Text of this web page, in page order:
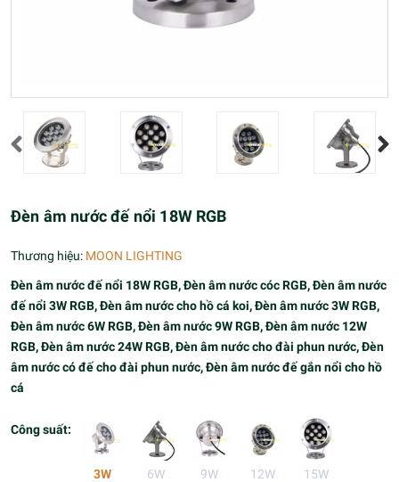
Đèn âm nước đế nổi 18W RGB
Thương hiệu: MOON LIGHTING
Đèn âm nước đế nổi 18W RGB, Đèn âm nước cóc RGB, Đèn âm nước
đế nổi 3W RGB, Đèn âm nước cho hồ cá koi, Đèn âm nước 3W RGB,
Đèn âm nước 6W RGB, Đèn âm nước 9W RGB, Đèn âm nước 12W
RGB, Đèn âm nước 24W RGB, Đèn âm nước cho đài phun nước, Đèn
âm nước có đế cho đài phun nước, Đèn âm nước đế gắn nổi cho hồ
cá
Công suất:
3W 6W 9W 12W 15W